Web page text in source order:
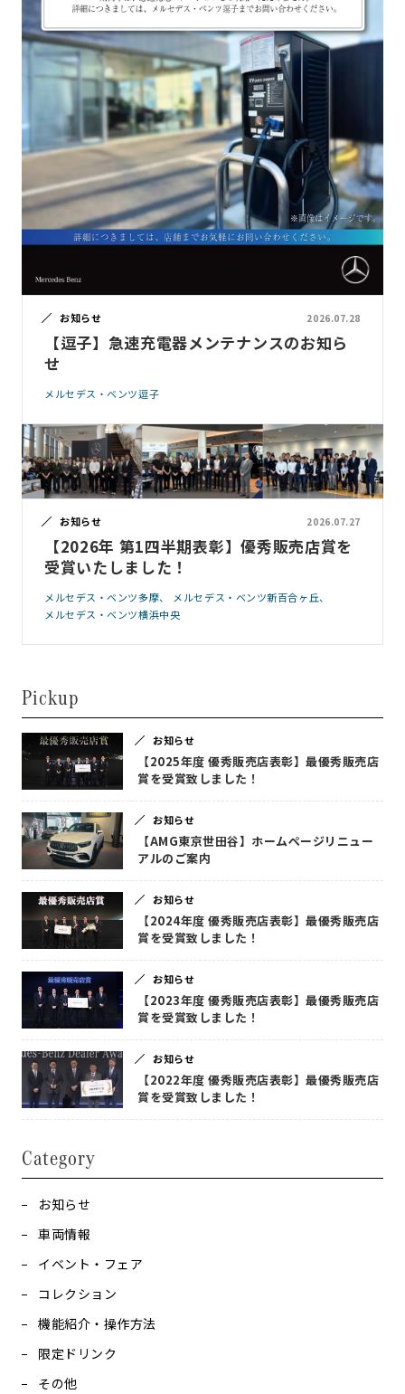
お知らせ 2026.07.28
【逗子】急速充電器メンテナンスのお知ら
せ
メルセデス・ベンツ逗子
お知らせ 2026.07.27
【2026年 第1四半期表彰】優秀販売店賞を
受賞いたしました！
メルセデス・ベンツ多摩
メルセデス・ベンツ新百合ヶ丘
メルセデス・ベンツ横浜中央
Pickup
お知らせ
【2025年度 優秀販売店表彰】最優秀販売店
賞を受賞致しました！
お知らせ
【AMG東京世田谷】ホームページリニュー
アルのご案内
お知らせ
【2024年度 優秀販売店表彰】最優秀販売店
賞を受賞致しました！
お知らせ
【2023年度 優秀販売店表彰】最優秀販売店
賞を受賞致しました！
お知らせ
【2022年度 優秀販売店表彰】最優秀販売店
賞を受賞致しました！
Category
お知らせ
車両情報
イベント・フェア
コレクション
機能紹介・操作方法
限定ドリンク
その他